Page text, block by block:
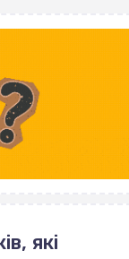
які